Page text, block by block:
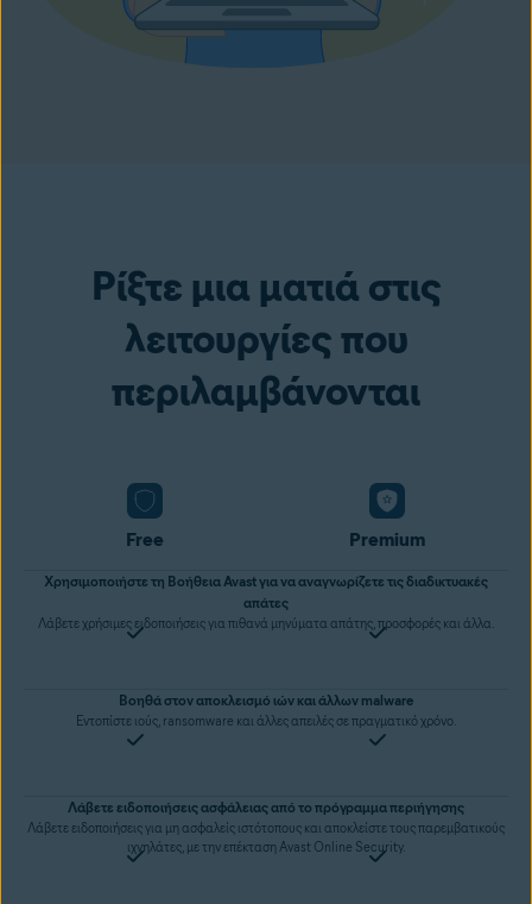
Ρίξτε μια ματιά στις
λειτουργίες που
περιλαμβάνονται
Free Premium
Χρησιμοποιήστε τη Βοήθεια Avast για να αναγνωρίζετε τις διαδικτυακές
απάτες
Λάβετε χρήσιμες ειδοποιήσεις για πιθανά μηνύματα απάτης, προσφορές και άλλα.
Βοηθά στον αποκλεισμό ιών και άλλων malware
Εντοπίστε ιούς, ransomware και άλλες απειλές σε πραγματικό χρόνο.
Λάβετε ειδοποιήσεις ασφάλειας από το πρόγραμμα περιήγησης
Λάβετε ειδοποιήσεις για μη ασφαλείς ιστότοπους και αποκλείστε τους παρεμβατικούς
ιχνηλάτες, με την επέκταση Avast Online Security.